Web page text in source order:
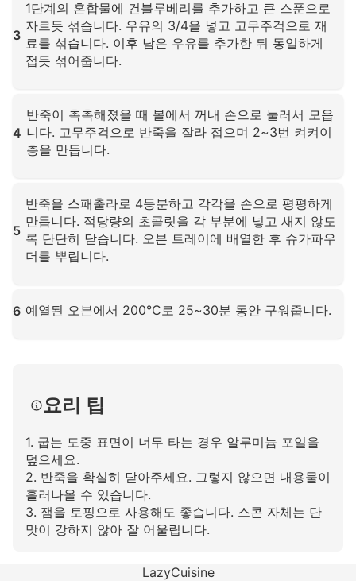
3
1단계의 혼합물에 건블루베리를 추가하고 큰 스푼으로
자르듯 섞습니다. 우유의 3/4을 넣고 고무주걱으로 재
료를 섞습니다. 이후 남은 우유를 추가한 뒤 동일하게
접듯 섞어줍니다.
4
반죽이 촉촉해졌을 때 볼에서 꺼내 손으로 눌러서 모읍
니다. 고무주걱으로 반죽을 잘라 접으며 2~3번 켜켜이
층을 만듭니다.
5
반죽을 스패출라로 4등분하고 각각을 손으로 평평하게
만듭니다. 적당량의 초콜릿을 각 부분에 넣고 새지 않도
록 단단히 닫습니다. 오븐 트레이에 배열한 후 슈가파우
더를 뿌립니다.
6 예열된 오븐에서 200℃로 25~30분 동안 구워줍니다.
요리 팁
1. 굽는 도중 표면이 너무 타는 경우 알루미늄 포일을
덮으세요.
2. 반죽을 확실히 닫아주세요. 그렇지 않으면 내용물이
흘러나올 수 있습니다.
3. 잼을 토핑으로 사용해도 좋습니다. 스콘 자체는 단
맛이 강하지 않아 잘 어울립니다.
LazyCuisine